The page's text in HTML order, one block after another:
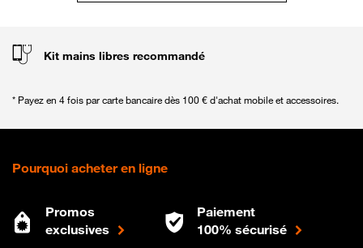
Kit mains libres recommandé
* Payez en 4 fois par carte bancaire dès 100 € d'achat mobile et accessoires.
Pourquoi acheter en ligne
Promos
exclusives
Paiement
100% sécurisé